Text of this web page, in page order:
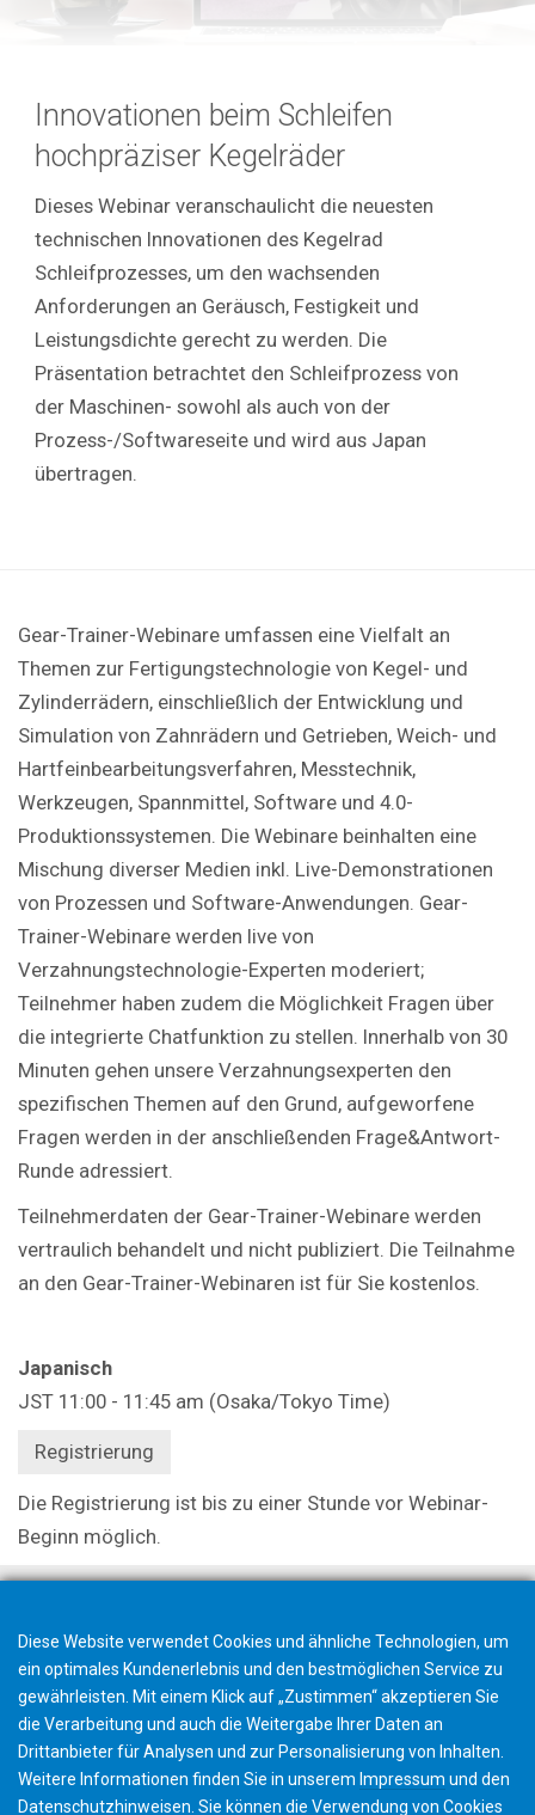
Innovationen beim Schleifen
hochpräziser Kegelräder
Dieses Webinar veranschaulicht die neuesten
technischen Innovationen des Kegelrad
Schleifprozesses, um den wachsenden
Anforderungen an Geräusch, Festigkeit und
Leistungsdichte gerecht zu werden. Die
Präsentation betrachtet den Schleifprozess von
der Maschinen- sowohl als auch von der
Prozess-/Softwareseite und wird aus Japan
übertragen.
Gear-Trainer-Webinare umfassen eine Vielfalt an
Themen zur Fertigungstechnologie von Kegel- und
Zylinderrädern, einschließlich der Entwicklung und
Simulation von Zahnrädern und Getrieben, Weich- und
Hartfeinbearbeitungsverfahren, Messtechnik,
Werkzeugen, Spannmittel, Software und 4.0-
Produktionssystemen. Die Webinare beinhalten eine
Mischung diverser Medien inkl. Live-Demonstrationen
von Prozessen und Software-Anwendungen. Gear-
Trainer-Webinare werden live von
Verzahnungstechnologie-Experten moderiert;
Teilnehmer haben zudem die Möglichkeit Fragen über
die integrierte Chatfunktion zu stellen. Innerhalb von 30
Minuten gehen unsere Verzahnungsexperten den
spezifischen Themen auf den Grund, aufgeworfene
Fragen werden in der anschließenden Frage&Antwort-
Runde adressiert.
Teilnehmerdaten der Gear-Trainer-Webinare werden
vertraulich behandelt und nicht publiziert. Die Teilnahme
an den Gear-Trainer-Webinaren ist für Sie kostenlos.
Japanisch
JST 11:00 - 11:45 am (Osaka/Tokyo Time)
Registrierung
Die Registrierung ist bis zu einer Stunde vor Webinar-
Beginn möglich.
Diese Website verwendet Cookies und ähnliche Technologien, um
ein optimales Kundenerlebnis und den bestmöglichen Service zu
gewährleisten. Mit einem Klick auf „Zustimmen“ akzeptieren Sie
die Verarbeitung und auch die Weitergabe Ihrer Daten an
Drittanbieter für Analysen und zur Personalisierung von Inhalten.
Weitere Informationen finden Sie in unserem Impressum und den
Datenschutzhinweisen . Sie können die Verwendung von Cookies